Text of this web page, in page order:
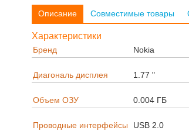
Описание Совместимые товары
Характеристики
Бренд Nokia
Диагональ дисплея 1.77 "
Объем ОЗУ 0.004 ГБ
Проводные интерфейсы USB 2.0